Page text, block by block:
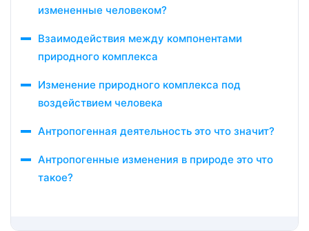
измененные человеком?
Взаимодействия между компонентами
природного комплекса
Изменение природного комплекса под
воздействием человека
Антропогенная деятельность это что значит?
Антропогенные изменения в природе это что
такое?